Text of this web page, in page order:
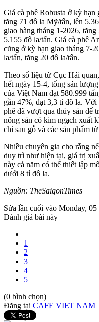
Giá cà phê Robusta ở kỳ hạn
tăng 71 đô la Mỹ/tấn, lên
giao hàng tháng 1-2026, tăng
5.155 đô la/tấn. Giá cà phê
cũng ở kỳ hạn giao tháng 7-
la/tấn, tăng 20 đô la/tấn.
Theo số liệu từ Cục Hải
hết ngày 15-4, tổng sản
của Việt Nam đạt 580.999
gần 47%, đạt 3,3 tỉ đô la. Với
phê đã vượt qua thủy sản để
nông sản có kim ngạch xuất
chỉ sau gỗ và các sản phẩm
Nhiều chuyên gia cho rằng
duy trì như hiện tại, giá trị
này cả năm có thể thiết lập
dưới 8 tỉ đô la.
Nguồn: TheSaigonTimes
Sửa lần cuối vào Monday,
Đánh giá bài này
1
2
3
4
5
(0 bình chọn)
Đăng tại CAFE VIET NAM